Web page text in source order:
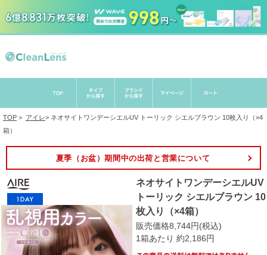
TOP > アイレ> ネオサイトワンデーシエルUV トーリック シエルブラウン 10枚入り（×4
箱）
夏季（お盆）期間中の出荷と営業について
ネオサイトワンデーシエルUV
トーリック シエルブラウン 10
枚入り（×4箱）
販売価格8,744円(税込)
1箱あたり 約2,186円